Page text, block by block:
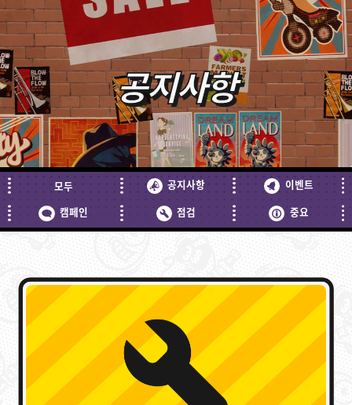
공지사항
모두 공지사항
이벤트
캠페인
점검 중요